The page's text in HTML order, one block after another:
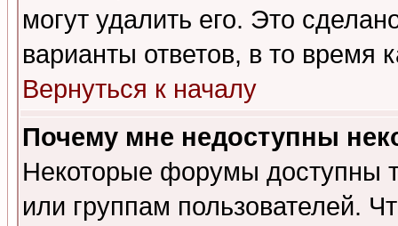
могут удалить его. Это
варианты ответов, в то время
Вернуться к началу
Почему мне недоступны
Некоторые форумы доступны
или группам пользователей.